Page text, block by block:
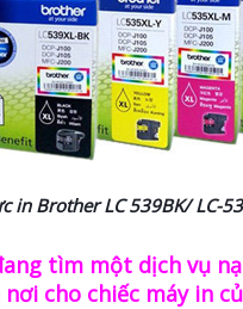
in Brother LC 539BK/ LC-
tìm một dịch vụ
cho chiếc máy in